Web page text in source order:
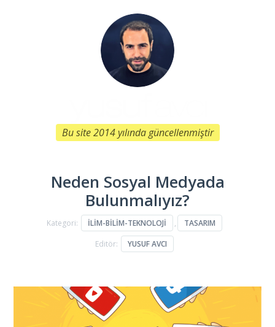
Bu site 2014 yılında güncellenmiştir
Neden Sosyal Medyada
Bulunmalıyız?
Kategori: İLIM-BILIM-TEKNOLOJI ,
TASARIM
Editör:
YUSUF AVCI